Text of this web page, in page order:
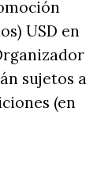
USD en
sujetos a
(en